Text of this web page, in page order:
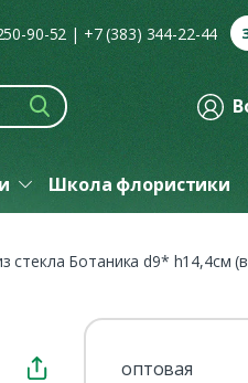
90-52 | +7 (383) 344-22-44
Школа флористики
стекла Ботаника d9* h14,4см
оптовая